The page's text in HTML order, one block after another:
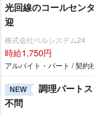
光回線のコールセン
迎
株式会社ベルシステム24
時給1,750円
アルバイト・パート / 契約
NEW
調理パート
不問